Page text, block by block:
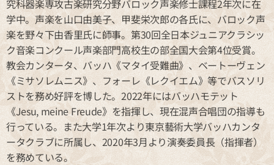
究科器楽専攻古楽研究分野バロック声楽修士課程2年次に在
学中。声楽を山口由美子、甲斐栄次郎の各氏に、バロック声
楽を野々下由香里氏に師事。第30回全日本ジュニアクラシッ
ク音楽コンクール声楽部門高校生の部全国大会第4位受賞。
教会カンタータ、バッハ《マタイ受難曲》、ベートーヴェン
《ミサソレムニス》、フォーレ《レクイエム》等でバスソリ
ストを務め好評を博した。2022年にはバッハモテット
《Jesu, meine Freude》を指揮し、現在混声合唱団の指導も
行っている。また大学1年次より東京藝術大学バッハカンタ
ータクラブに所属し、2020年3月より演奏委員長（指揮者）
を務めている。